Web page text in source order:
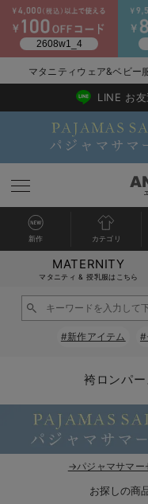
新生児服全て
ベビー服全て
ロンパース・カバーオール
ベビー ブルマ
ベビー スカート
シーズンアイテム全て
ベビー・新生児 寝具全て
ベビーベッド・布団 （ベビー
ベビー 雑貨全て
ベビー 雑貨 小物
ベビー安全グッズ
お出かけグッズ全て
ベビー｜季節の特集全て
猛暑からベビーを守るひんや
ベビーの動物なりきり特集
ベビー 夏のお役立ちグッズ特
【素材別】ベビーロンパース
アウトレット全て
【アウトレット】ワンピース
【アウトレット】パジャマ
【アウトレット】インナー
【アウトレット】ベビー
特集全て
抗菌防臭加工
コットン素材
再入荷全て
再入荷｜インナー
マタニティウェア&ベビー
送料495円(一部地
LINE お
新作 カテゴリ
MATERNITY
マタニティ & 授乳服はこちら
#新作アイテム #
袴ロンパ
→パジャマサマー
お探しの商
カートに入れる